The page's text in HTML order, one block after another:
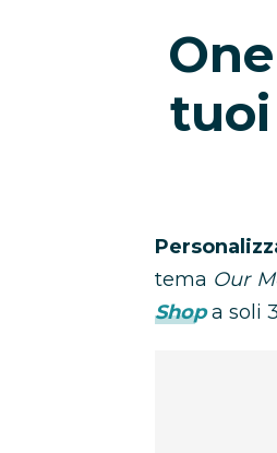
tema Our
Shopa soli